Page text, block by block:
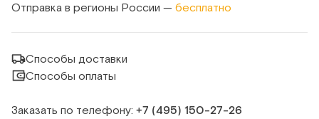
Отправка в регионы России — бесплатно
Способы доставки
Способы оплаты
Заказать по телефону: +7 (495) 150‑27‑26